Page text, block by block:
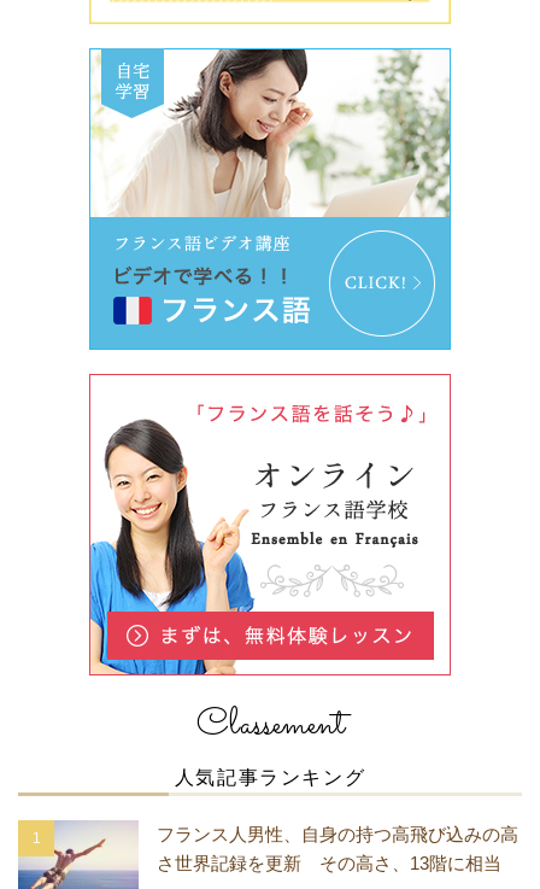
Classement
人気記事ランキング
フランス人男性、自身の持つ高飛び込みの高
さ世界記録を更新 その高さ、13階に相当